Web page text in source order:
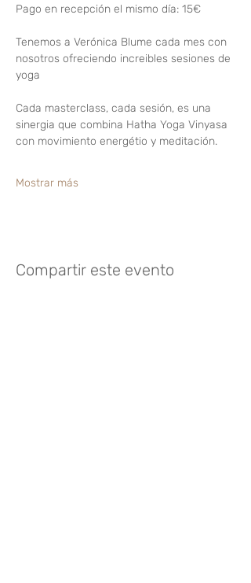
Pago en recepción el mismo día: 15€
Tenemos a Verónica Blume cada mes con
nosotros ofreciendo increibles sesiones de
yoga
Cada masterclass, cada sesión, es una
sinergia que combina Hatha Yoga Vinyasa
con movimiento energétio y meditación.
Mostrar más
Compartir este evento